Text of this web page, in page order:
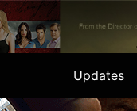
Updates